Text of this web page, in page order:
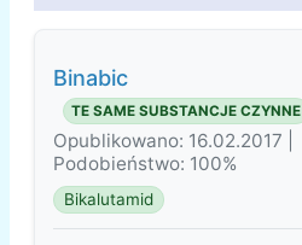
Binabic
TE SAME SUBSTANCJE CZYNNE
Opublikowano: 16.02.2017 |
Podobieństwo: 100%
Bikalutamid